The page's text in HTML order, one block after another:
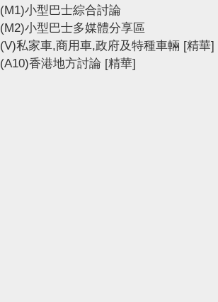
(M1)小型巴士綜合討論
(M2)小型巴士多媒體分享區
(V)私家車,商用車,政府及特種車輛 [精華]
(A10)香港地方討論 [精華]